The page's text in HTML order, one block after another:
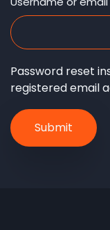
Password reset
registered email